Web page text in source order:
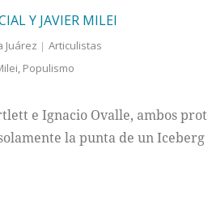
Y JAVIER MILEI
Juárez
Articulistas
Populismo
e Ignacio Ovalle, ambos
la punta de un Iceberg